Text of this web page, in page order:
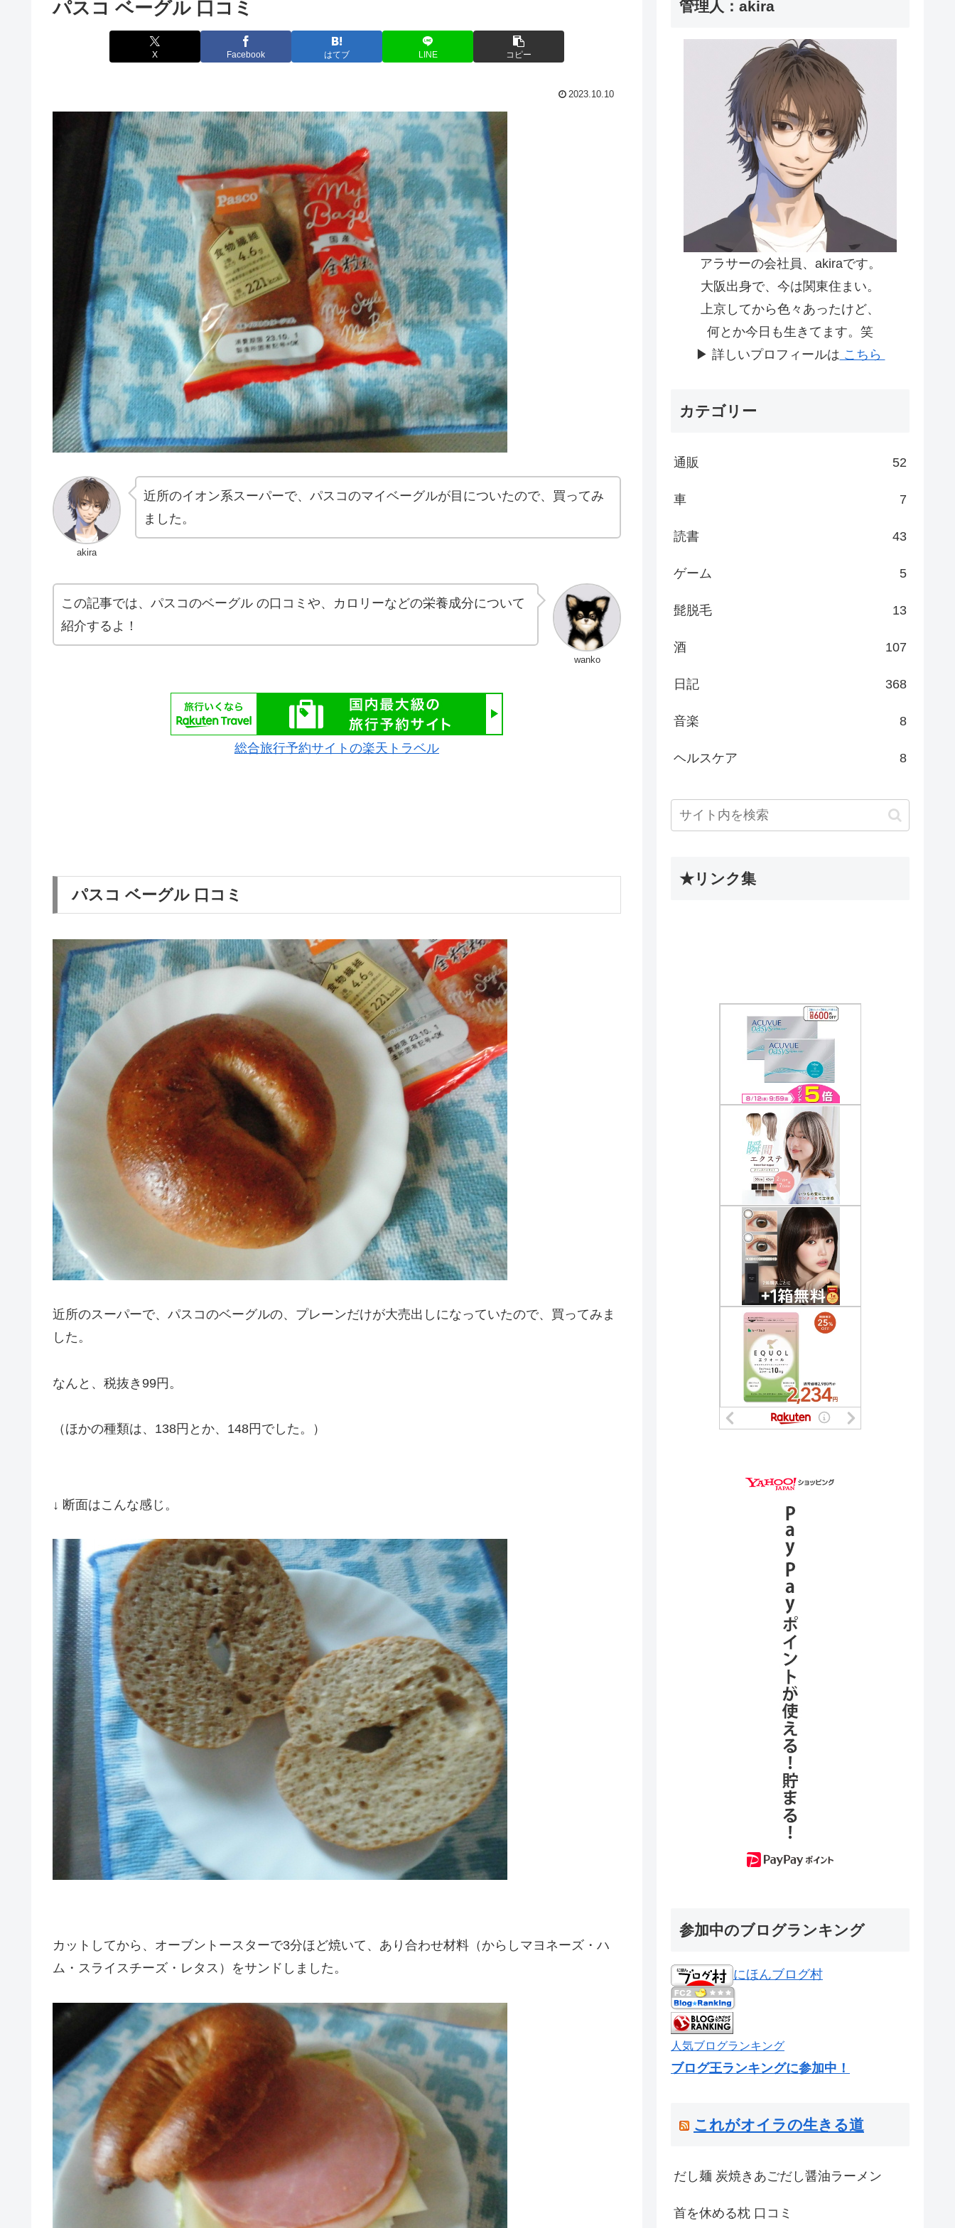
パスコ ベーグル 口コミ
X Facebook はてブ LINE コピー
2023.10.10
akira
近所のイオン系スーパーで、パスコのマイベーグルが目についたので、買ってみ
ました。
wanko
この記事では、パスコのベーグル の口コミや、カロリーなどの栄養成分について
紹介するよ！
総合旅行予約サイトの楽天トラベル
パスコ ベーグル 口コミ
近所のスーパーで、パスコのベーグルの、プレーンだけが大売出しになっていたので、買ってみま
した。
なんと、税抜き99円。
（ほかの種類は、138円とか、148円でした。）
↓ 断面はこんな感じ。
カットしてから、オーブントースターで3分ほど焼いて、あり合わせ材料（からしマヨネーズ・ハ
ム・スライスチーズ・レタス）をサンドしました。
管理人：akira
アラサーの会社員、akiraです。
大阪出身で、今は関東住まい。
上京してから色々あったけど、
何とか今日も生きてます。笑
▶ 詳しいプロフィールは こちら
カテゴリー
通販 52
車 7
読書 43
ゲーム 5
髭脱毛 13
酒 107
日記 368
音楽 8
ヘルスケア 8
★リンク集
参加中のブログランキング
にほんブログ村
人気ブログランキング
ブログ王ランキングに参加中！
これがオイラの生きる道
だし麺 炭焼きあごだし醤油ラーメン
首を休める枕 口コミ